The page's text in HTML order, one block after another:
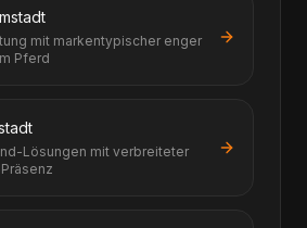
mit markentypischer enger
Pferd
Lösungen mit verbreiteter